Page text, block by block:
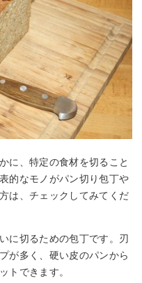
に、特定の食材を切ること
的なモノがパン切り包丁や
は、チェックしてみてくだ
に切るための包丁です。刃
が多く、硬い皮のパンから
トできます。